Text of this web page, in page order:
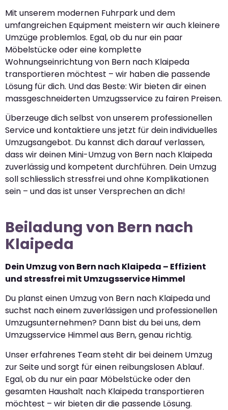
Mit unserem modernen Fuhrpark und dem
umfangreichen Equipment meistern wir auch kleinere
Umzüge problemlos. Egal, ob du nur ein paar
Möbelstücke oder eine komplette
Wohnungseinrichtung von Bern nach Klaipeda
transportieren möchtest – wir haben die passende
Lösung für dich. Und das Beste: Wir bieten dir einen
massgeschneiderten Umzugsservice zu fairen Preisen.
Überzeuge dich selbst von unserem professionellen
Service und kontaktiere uns jetzt für dein individuelles
Umzugsangebot. Du kannst dich darauf verlassen,
dass wir deinen Mini-Umzug von Bern nach Klaipeda
zuverlässig und kompetent durchführen. Dein Umzug
soll schliesslich stressfrei und ohne Komplikationen
sein – und das ist unser Versprechen an dich!
Beiladung von Bern nach
Klaipeda
Dein Umzug von Bern nach Klaipeda – Effizient
und stressfrei mit Umzugsservice Himmel
Du planst einen Umzug von Bern nach Klaipeda und
suchst nach einem zuverlässigen und professionellen
Umzugsunternehmen? Dann bist du bei uns, dem
Umzugsservice Himmel aus Bern, genau richtig.
Unser erfahrenes Team steht dir bei deinem Umzug
zur Seite und sorgt für einen reibungslosen Ablauf.
Egal, ob du nur ein paar Möbelstücke oder den
gesamten Haushalt nach Klaipeda transportieren
möchtest – wir bieten dir die passende Lösung.